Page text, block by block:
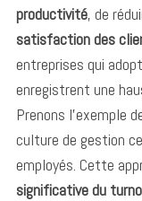
productivité, de
satisfaction des
entreprises qui
enregistrent une
Prenons l’exemple
culture de gestion
employés. Cette
significative du